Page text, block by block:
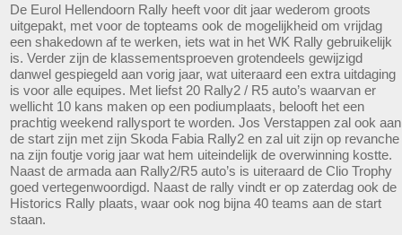
De Eurol Hellendoorn Rally heeft voor dit jaar wederom groots
uitgepakt, met voor de topteams ook de mogelijkheid om vrijdag
een shakedown af te werken, iets wat in het WK Rally gebruikelijk
is. Verder zijn de klassementsproeven grotendeels gewijzigd
danwel gespiegeld aan vorig jaar, wat uiteraard een extra uitdaging
is voor alle equipes. Met liefst 20 Rally2 / R5 auto’s waarvan er
wellicht 10 kans maken op een podiumplaats, belooft het een
prachtig weekend rallysport te worden. Jos Verstappen zal ook aan
de start zijn met zijn Skoda Fabia Rally2 en zal uit zijn op revanche
na zijn foutje vorig jaar wat hem uiteindelijk de overwinning kostte.
Naast de armada aan Rally2/R5 auto’s is uiteraard de Clio Trophy
goed vertegenwoordigd. Naast de rally vindt er op zaterdag ook de
Historics Rally plaats, waar ook nog bijna 40 teams aan de start
staan.